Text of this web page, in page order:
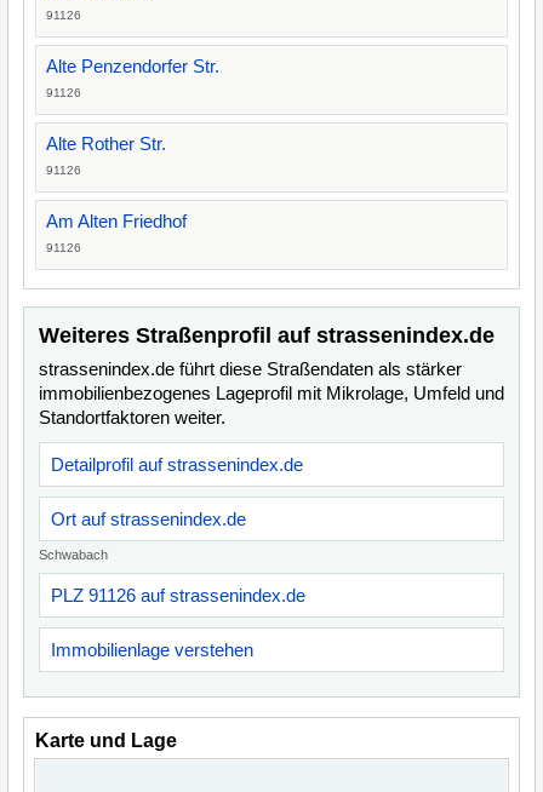
91126
Alte Penzendorfer Str.
91126
Alte Rother Str.
91126
Am Alten Friedhof
91126
Weiteres Straßenprofil auf strassenindex.de
strassenindex.de führt diese Straßendaten als stärker
immobilienbezogenes Lageprofil mit Mikrolage, Umfeld und
Standortfaktoren weiter.
Detailprofil auf strassenindex.de
Ort auf strassenindex.de
Schwabach
PLZ 91126 auf strassenindex.de
Immobilienlage verstehen
Karte und Lage